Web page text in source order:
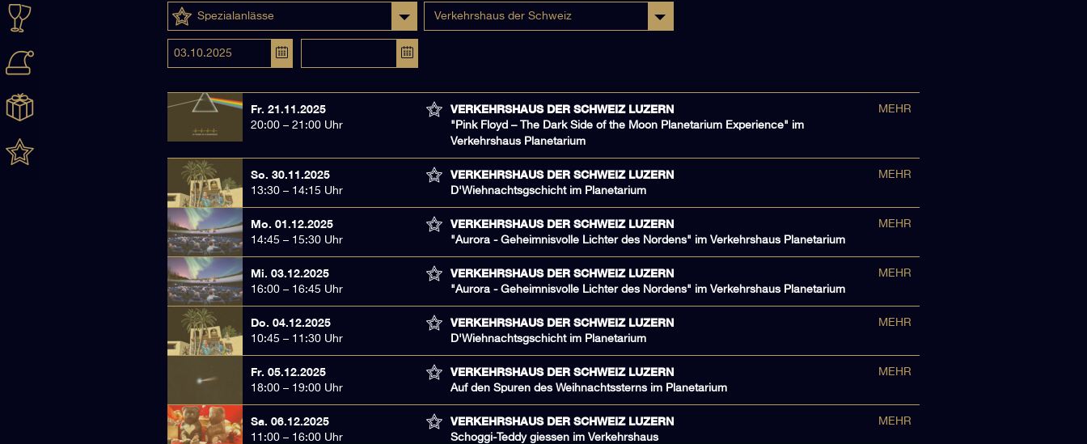
Spezialanlässe Verkehrshaus der Schweiz
Fr. 21.11.2025
20:00 – 21:00 Uhr
VERKEHRSHAUS DER SCHWEIZ LUZERN
"Pink Floyd – The Dark Side of the Moon Planetarium Experience" im
Verkehrshaus Planetarium
MEHR
So. 30.11.2025
13:30 – 14:15 Uhr
VERKEHRSHAUS DER SCHWEIZ LUZERN
D'Wiehnachtsgschicht im Planetarium
MEHR
Mo. 01.12.2025
14:45 – 15:30 Uhr
VERKEHRSHAUS DER SCHWEIZ LUZERN
"Aurora - Geheimnisvolle Lichter des Nordens" im Verkehrshaus Planetarium
MEHR
Mi. 03.12.2025
16:00 – 16:45 Uhr
VERKEHRSHAUS DER SCHWEIZ LUZERN
"Aurora - Geheimnisvolle Lichter des Nordens" im Verkehrshaus Planetarium
MEHR
Do. 04.12.2025
10:45 – 11:30 Uhr
VERKEHRSHAUS DER SCHWEIZ LUZERN
D'Wiehnachtsgschicht im Planetarium
MEHR
Fr. 05.12.2025
18:00 – 19:00 Uhr
VERKEHRSHAUS DER SCHWEIZ LUZERN
Auf den Spuren des Weihnachtssterns im Planetarium
MEHR
Sa. 06.12.2025
11:00 – 16:00 Uhr
VERKEHRSHAUS DER SCHWEIZ LUZERN
Schoggi-Teddy giessen im Verkehrshaus
MEHR